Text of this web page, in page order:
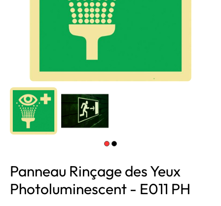
Panneau Rinçage des Yeux
Photoluminescent - E011 PH